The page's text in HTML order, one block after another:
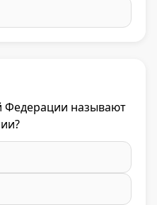
Федерации называют